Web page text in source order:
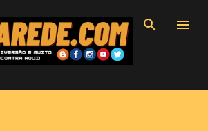
para o conteúdo principal